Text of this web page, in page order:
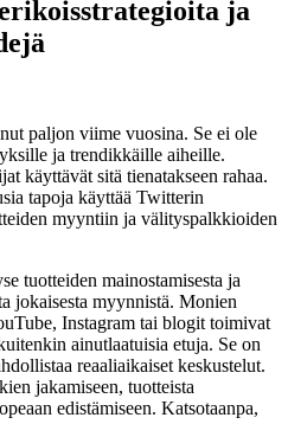
ja
paljon viime vuosina. Se ei ole
ja trendikkäille aiheille.
käyttävät sitä tienatakseen rahaa.
tapoja käyttää Twitterin
myyntiin ja välityspalkkioiden
tuotteiden mainostamisesta ja
jokaisesta myynnistä. Monien
Instagram tai blogit toimivat
ainutlaatuisia etuja. Se on
reaaliaikaiset keskustelut.
jakamiseen, tuotteista
edistämiseen. Katsotaanpa,